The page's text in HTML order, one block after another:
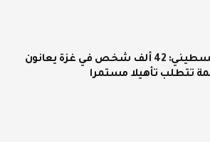
الإحصاء الفلسطيني: 42 ألف شخص في غزة يعانون
تتطلب تأهيلا مستمرا